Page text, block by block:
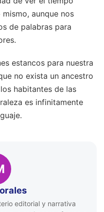
aunque nos
de palabras para
estancos para nuestra
no exista un ancestro
habitantes de las
es infinitamente
editorial y narrativa